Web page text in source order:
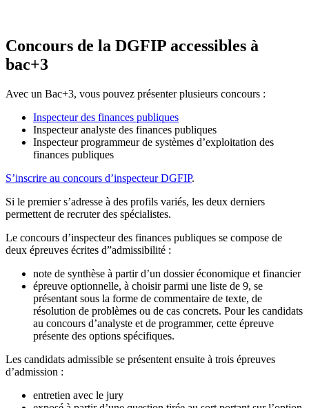
Concours de la DGFIP accessibles à
bac+3
Avec un Bac+3, vous pouvez présenter plusieurs concours :
Inspecteur des finances publiques
Inspecteur analyste des finances publiques
Inspecteur programmeur de systèmes d’exploitation des
finances publiques
S’inscrire au concours d’inspecteur DGFIP.
Si le premier s’adresse à des profils variés, les deux derniers
permettent de recruter des spécialistes.
Le concours d’inspecteur des finances publiques se compose de
deux épreuves écrites d”admissibilité :
note de synthèse à partir d’un dossier économique et financier
épreuve optionnelle, à choisir parmi une liste de 9, se
présentant sous la forme de commentaire de texte, de
résolution de problèmes ou de cas concrets. Pour les candidats
au concours d’analyste et de programmer, cette épreuve
présente des options spécifiques.
Les candidats admissible se présentent ensuite à trois épreuves
d’admission :
entretien avec le jury